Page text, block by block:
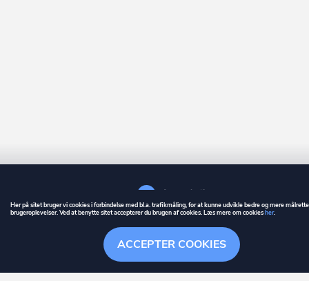
Søgehistorik Menu
GUIDE BETINGELSER
er et registreret varemærke tilhørende ownr ApS – CVR nr.: 36 40 88
Stationsparken 26. 2., 2600 Glostrup, info@ownr.dk
ACCEPTER COOKIES
Her på sitet bruger vi cookies i forbindelse med bl.a. trafikmåling, for at kunne udvikle bedre og mere
brugeroplevelser. Ved at benytte sitet accepterer du brugen af cookies. Læs mere om cookiesher.